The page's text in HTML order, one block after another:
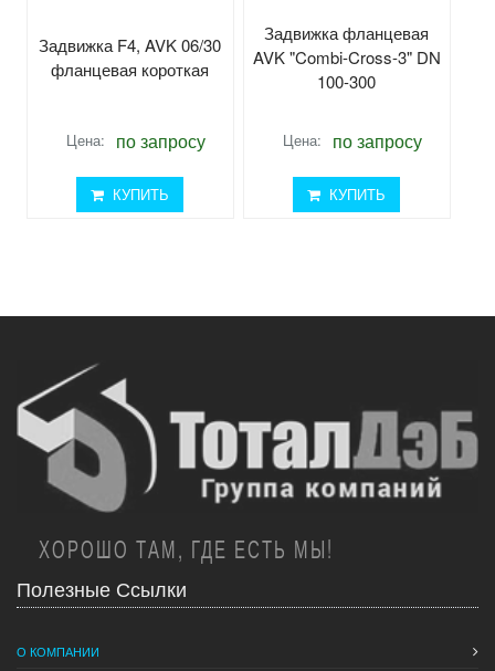
Задвижка F4, AVK 06/30
фланцевая короткая
Цена: по запросу
КУПИТЬ
Задвижка фланцевая
AVK "Combi-Cross-3" DN
100-300
Цена: по запросу
КУПИТЬ
ХОРОШО ТАМ, ГДЕ ЕСТЬ МЫ!
Полезные Ссылки
О КОМПАНИИ